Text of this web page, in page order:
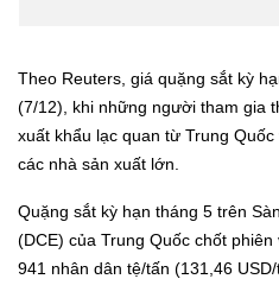
Theo Reuters , giá quặng sắt kỳ
(7/12), khi những người tham gia
xuất khẩu lạc quan từ Trung
các nhà sản xuất lớn.
Quặng sắt kỳ hạn tháng 5 trên
(DCE) của Trung Quốc chốt
941 nhân dân tệ/tấn (131,46 USD/